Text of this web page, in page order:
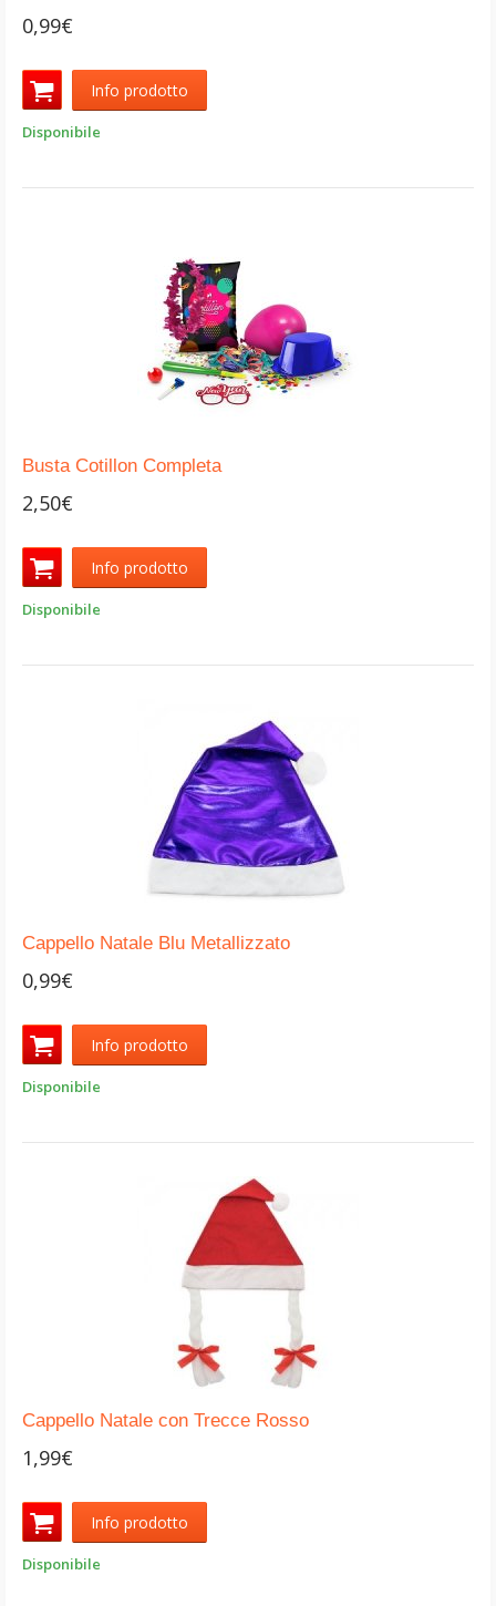
0,99€
Info prodotto
Disponibile
Busta Cotillon Completa
2,50€
Info prodotto
Disponibile
Cappello Natale Blu Metallizzato
0,99€
Info prodotto
Disponibile
Cappello Natale con Trecce Rosso
1,99€
Info prodotto
Disponibile